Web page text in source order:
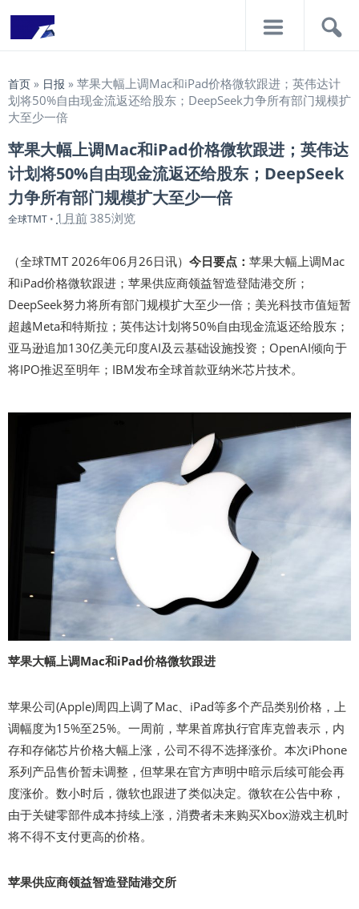
首页 » 日报 » 苹果大幅上调Mac和iPad价格微软跟进；英伟达计
划将50%自由现金流返还给股东；DeepSeek力争所有部门规模扩
大至少一倍
苹果大幅上调Mac和iPad价格微软跟进；英伟达
计划将50%自由现金流返还给股东；DeepSeek
力争所有部门规模扩大至少一倍
全球TMT • 1月前385浏览
（全球TMT 2026年06月26日讯） 今日要点： 苹果大幅上调Mac
和iPad价格微软跟进；苹果供应商领益智造登陆港交所；
DeepSeek努力将所有部门规模扩大至少一倍；美光科技市值短暂
超越Meta和特斯拉；英伟达计划将50%自由现金流返还给股东；
亚马逊追加130亿美元印度AI及云基础设施投资；OpenAI倾向于
将IPO推迟至明年；IBM发布全球首款亚纳米芯片技术。
苹果大幅上调Mac和iPad价格微软跟进
苹果公司(Apple)周四上调了Mac、iPad等多个产品类别价格，上
调幅度为15%至25%。一周前，苹果首席执行官库克曾表示，内
存和存储芯片价格大幅上涨，公司不得不选择涨价。本次iPhone
系列产品售价暂未调整，但苹果在官方声明中暗示后续可能会再
度涨价。数小时后，微软也跟进了类似决定。微软在公告中称，
由于关键零部件成本持续上涨，消费者未来购买Xbox游戏主机时
将不得不支付更高的价格。
苹果供应商领益智造登陆港交所